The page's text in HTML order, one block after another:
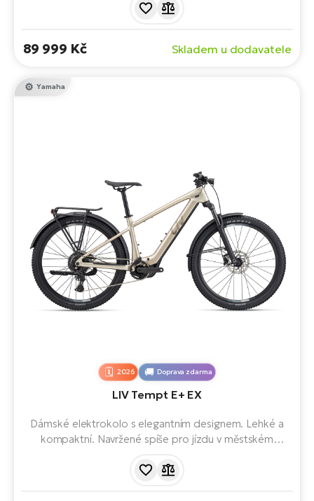
Wh, dlouhý dojezd a praktická výbava včetně blatníků,
89 999 Kč Skladem u dodavatele
Yamaha
2026 Doprava zdarma
LIV Tempt E+ EX
Dámské elektrokolo s elegantním designem. Lehké a
kompaktní. Navržené spíše pro jízdu v městském
stojánkem. Postaveno na hliníkovém rámu. S motorem